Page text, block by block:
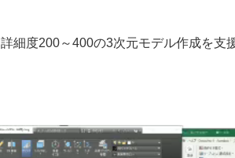
詳細度200～400の3次元モデル作成を支